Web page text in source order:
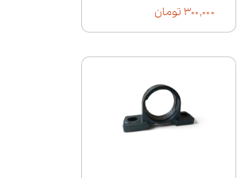
۳۰۰,۰۰۰ تومان